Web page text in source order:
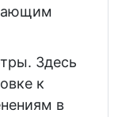
Здесь
к
в